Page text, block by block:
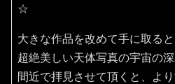
☆
大きな作品を改めて手に取ると
超絶美しい天体写真の宇宙の
間近で拝見させて頂くと、よ